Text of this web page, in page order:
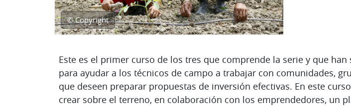
© Copyright
Diagrama de temas
Este es el primer curso de los tres que comprende la serie y que
para ayudar a los técnicos de campo a trabajar con comunidades,
que deseen preparar propuestas de inversión efectivas. En este
crear sobre el terreno, en colaboración con los emprendedores, un